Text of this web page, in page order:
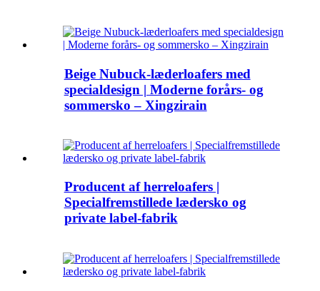
Beige Nubuck-læderloafers med
specialdesign | Moderne forårs- og
sommersko – Xingzirain
Producent af herreloafers |
Specialfremstillede lædersko og
private label-fabrik